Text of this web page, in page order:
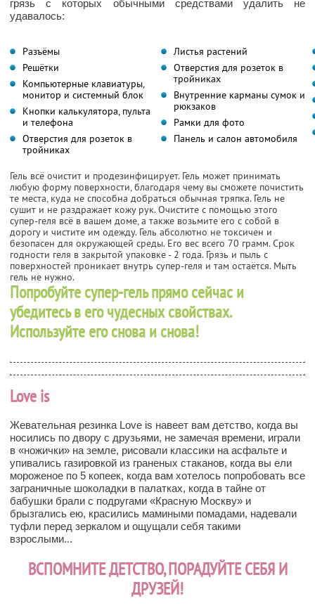
грязь с которых обычными средствами удалить не
удавалось:
Разъёмы
Решётки
Компьютерные клавиатуры,
монитор и системный блок
Кнопки калькулятора, пульта
и телефона
Отверстия для розеток в
тройниках
Листья растений
Отверстия для розеток в
тройниках
Внутренние карманы сумок и
рюкзаков
Рамки для фото
Панель и салон автомобиля
Гель всё очистит и продезинфицирует. Гель может принимать
любую форму поверхности, благодаря чему вы сможете почистить
те места, куда не способна добраться обычная тряпка. Гель не
сушит и не раздражает кожу рук. Очистите с помощью этого
супер-геля всё в вашем доме, а также возьмите его с собой в
дорогу и чистите им одежду. Гель абсолютно не токсичен и
безопасен для окружающей среды. Его вес всего 70 грамм. Срок
годности геля в закрытой упаковке - 2 года. Грязь и пыль с
поверхностей проникает внутрь супер-геля и там остаётся. Мыть
гель не нужно.
Попробуйте супер-гель прямо сейчас и
убедитесь в его чудесных свойствах.
Используйте его снова и снова!
Love is
Жевательная резинка Love is навеет вам детство, когда вы
носились по двору с друзьями, не замечая времени, играли
в «ножички» на земле, рисовали классики на асфальте и
упивались газировкой из граненых стаканов, когда вы ели
мороженое по 5 копеек, когда вам хотелось попробовать все
заграничные шоколадки в палатках, когда в тайне от
бабушки брали с подругами «Красную Москву» и
брызгались ею, красились мамиными помадами, надевали
туфли перед зеркалом и ощущали себя такими
взрослыми...
ВСПОМНИТЕ ДЕТСТВО, ПОРАДУЙТЕ СЕБЯ И
ДРУЗЕЙ!